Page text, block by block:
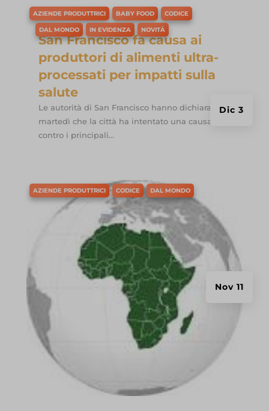
San Francisco fa causa ai
produttori di alimenti ultra-
processati per impatti sulla
salute
Dic 3
AZIENDE PRODUTTRICI BABY FOOD CODICE
DAL MONDO IN EVIDENZA NOVITÀ
Le autorità di San Francisco hanno dichiarato
martedì che la città ha intentato una causa
contro i principali...
Nov 11
AZIENDE PRODUTTRICI CODICE DAL MONDO